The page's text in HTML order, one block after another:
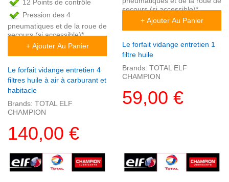
12 Points de contrôle
Pression des 4
pneumatiques et de la roue de
secours (si accessible)*
+ Ajouter Au Panier
Le forfait vidange entretien 4
filtres huile à air à carburant et
habitacle
Brands: TOTAL ELF
CHAMPION
140,00 €
secours (si accessible)*
+ Ajouter Au Panier
Le forfait vidange entretien 1
filtre huile
Brands: TOTAL ELF
CHAMPION
59,00 €